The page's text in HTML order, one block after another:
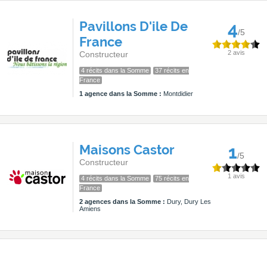
Pavillons D'ile De
France
Constructeur
4 récits dans la Somme
37 récits en
France
1 agence dans la Somme : Montdidier
4/5
2 avis
Maisons Castor
Constructeur
4 récits dans la Somme
75 récits en
France
2 agences dans la Somme : Dury, Dury Les
Amiens
1/5
1 avis